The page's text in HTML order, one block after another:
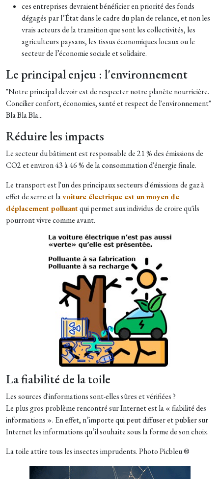
ces entreprises devraient bénéficier en priorité des fonds
dégagés par l’État dans le cadre du plan de relance, et non les
vrais acteurs de la transition que sont les collectivités, les
agriculteurs paysans, les tissus économiques locaux ou le
secteur de l’économie sociale et solidaire.
Le principal enjeu : l'environnement
"Notre principal devoir est de respecter notre planète nourricière.
Concilier confort, économies, santé et respect de l'environnement"
Bla Bla Bla...
Réduire les impacts
Le secteur du bâtiment est responsable de 21 % des émissions de
CO2 et environ 43 à 46 % de la consommation d'énergie finale.
Le transport est l'un des principaux secteurs d'émissions de gaz à
effet de serre et lavoiture électrique est un moyen de
déplacement polluantqui permet aux individus de croire qu'ils
pourront vivre comme avant.
La fiabilité de la toile
Les sources d'informations sont-elles sûres et vérifiées ?
Le plus gros problème rencontré sur Internet est la « fiabilité des
informations ». En effet, n’importe qui peut diffuser et publier sur
Internet les informations qu’il souhaite sous la forme de son choix.
La toile attire tous les insectes imprudents. Photo Picbleu ®